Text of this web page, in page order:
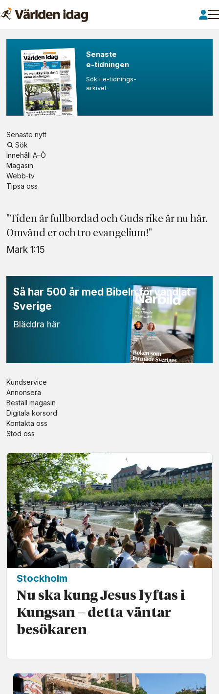
Världen
idag
Från
ett
kristet
perspektiv
Senaste
e-tid­­ning­en
Sök i e-tidnings-
­arkivet
Senaste nytt
Sök
Innehåll A–Ö
Magasin
Webb-tv
Tipsa oss
"Tiden är fullbordad och Guds rike är nu här.
Omvänd er och tro evangelium!"
Mark 1:15
Så har 500 år med Bibelnförvandlat
Sverige
Bläddra här
Kundservice
Annonsera
Beställ magasin
Digitala korsord
Kontakta oss
Stöd oss
Stockholm
Nu ska kung Jesus lyftas i
Kungsan – detta väntar
besökaren